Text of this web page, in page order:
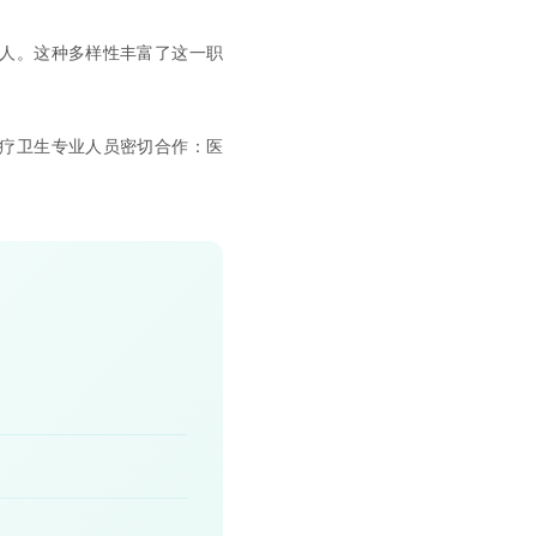
。这种多样性丰富了这一职
卫生专业人员密切合作：医